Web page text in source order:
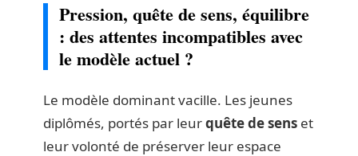
Pression, quête de sens, équilibre
: des attentes incompatibles avec
le modèle actuel ?
Le modèle dominant vacille. Les jeunes
diplômés, portés par leurquête de sens et
leur volonté de préserver leur espace